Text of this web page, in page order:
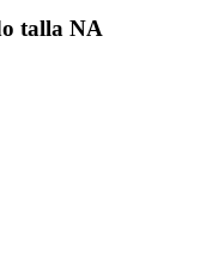
talla NA